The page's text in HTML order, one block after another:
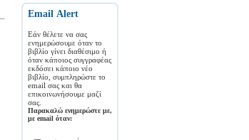
Εmail Αlert
Εάν θέλετε να σας
ενημερώσουμε όταν το
βιβλίο γίνει διαθέσιμο ή
όταν κάποιος συγγραφέας
εκδόσει κάποιο νέο
βιβλίο, συμπληρώστε το
email σας και θα
επικοινωνήσουμε μαζί
σας.
Παρακαλώ ενημερώστε με,
με email όταν: